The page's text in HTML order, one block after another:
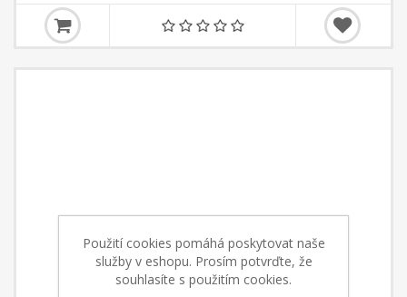
Použití cookies pomáhá poskytovat naše
služby v eshopu. Prosím potvrďte, že
souhlasíte s použitím cookies.